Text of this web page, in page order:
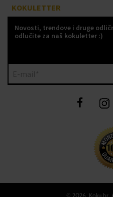
KOKULETTER
Novosti, trendove i druge
odlučite za naš kokuletter :)
© 2026 Koku.hr,